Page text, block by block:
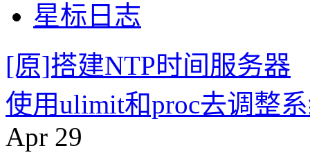
星标日志
[原]搭建NTP时间服务器
使用ulimit和proc去调整
Apr 29